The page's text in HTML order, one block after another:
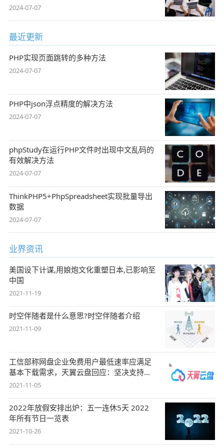
2024-07-07
最近更新
PHP实现页面跳转的多种方法
2024-07-07
PHP中json浮点精度的解决方法
2024-07-07
phpStudy在运行PHP文件时出现中文乱码的
有效解决方法
2024-07-07
ThinkPHP5+PhpSpreadsheet实现批量导出
数据
2024-07-07
业界资讯
美国设下计谋,用娘炮文化重塑日本,已影响至
中国
2021-11-19
时空伴随者是什么意思?时空伴随者介绍
2021-11-09
工信部称网盘企业免费用户最低速率应满足
基本下载需求，天翼云盘回应：坚决支持，
始终
2021-11-05
2022年放假安排出炉：五一连休5天 2022
年所有节日一览表
2021-10-26